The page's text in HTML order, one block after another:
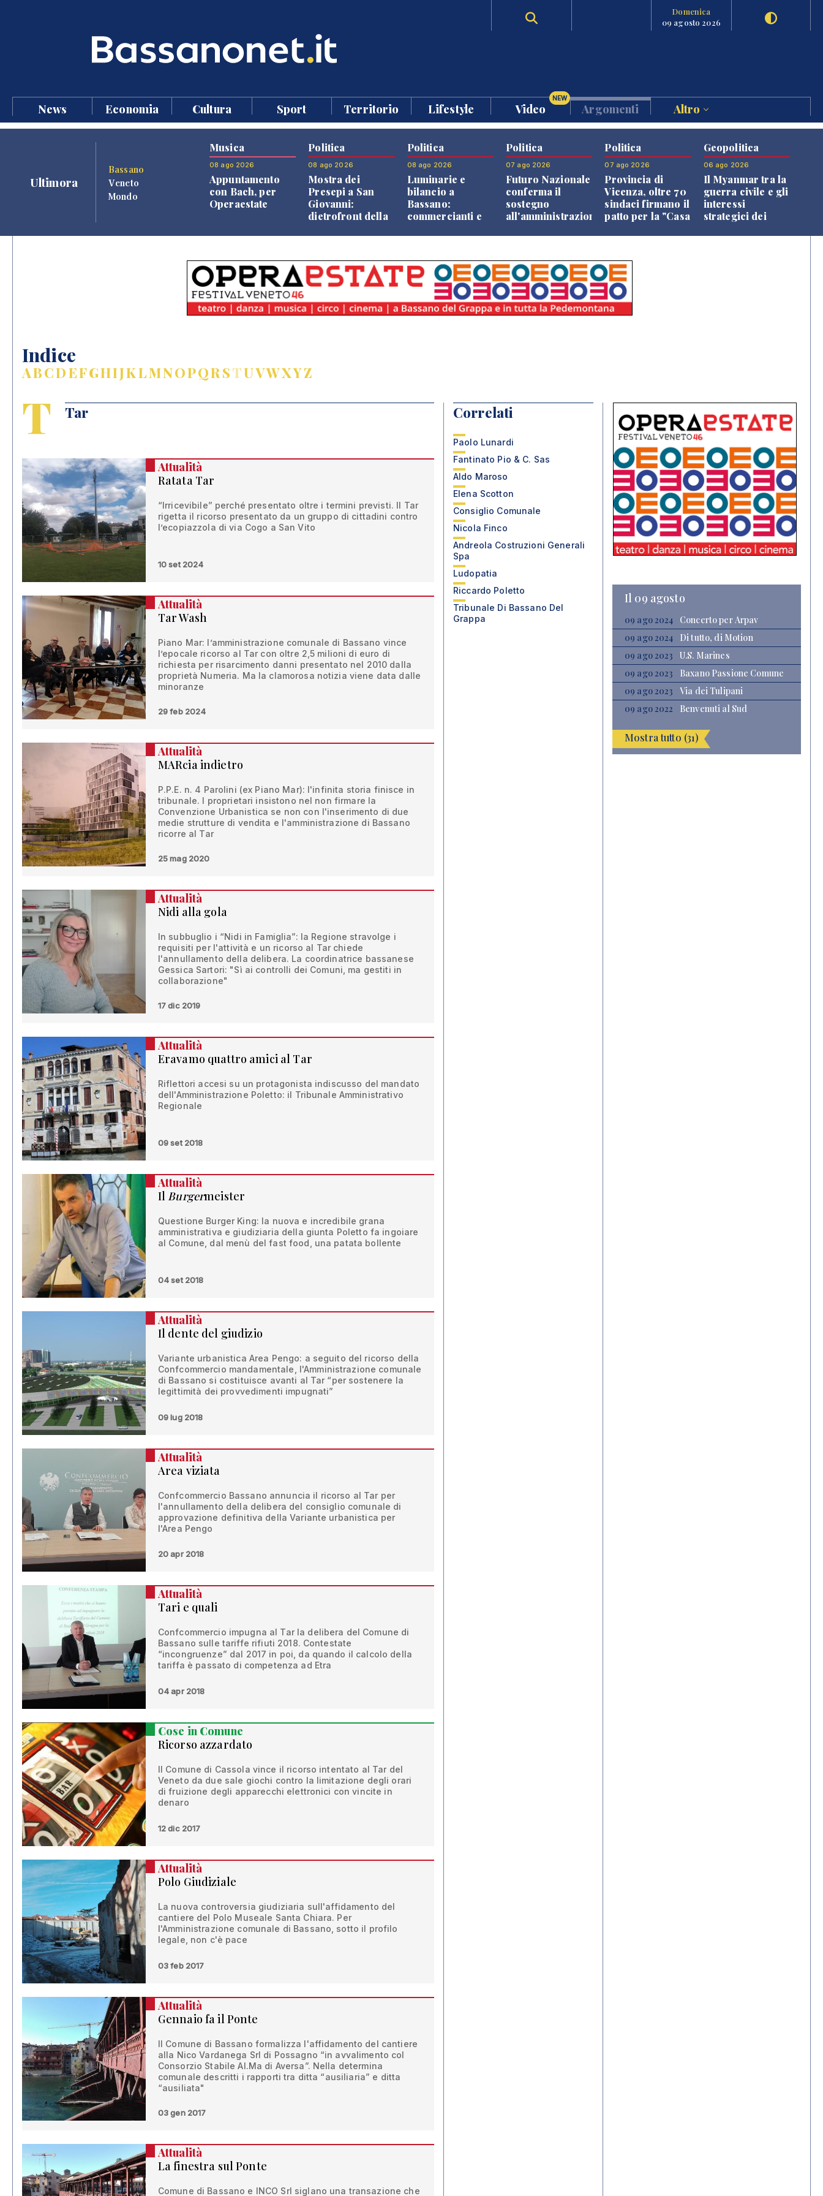
Domenica
09 agosto 2026
News Economia Cultura Sport Territorio Lifestyle Video
NEW
Argomenti Altro
Ultimora
Bassano
Veneto
Mondo
Musica
08 ago 2026
Appuntamento
con Bach, per
Operaestate
Politica
08 ago 2026
Mostra dei
Presepi a San
Giovanni:
dietrofront della
Politica
08 ago 2026
Luminarie e
bilancio a
Bassano:
commercianti e
Politica
07 ago 2026
Futuro Nazionale
conferma il
sostegno
all'amministrazione
Politica
07 ago 2026
Provincia di
Vicenza, oltre 70
sindaci firmano il
patto per la "Casa
Geopolitica
06 ago 2026
Il Myanmar tra la
guerra civile e gli
interessi
strategici dei
Indice
ABCDEFGHIJKLMNOPQRSTUVWXYZ
T Tar
Attualità
Ratata Tar
“Irricevibile” perché presentato oltre i termini previsti. Il Tar
rigetta il ricorso presentato da un gruppo di cittadini contro
l’ecopiazzola di via Cogo a San Vito
10 set 2024
Attualità
Tar Wash
Piano Mar: l’amministrazione comunale di Bassano vince
l’epocale ricorso al Tar con oltre 2,5 milioni di euro di
richiesta per risarcimento danni presentato nel 2010 dalla
proprietà Numeria. Ma la clamorosa notizia viene data dalle
minoranze
29 feb 2024
Attualità
MARcia indietro
P.P.E. n. 4 Parolini (ex Piano Mar): l'infinita storia finisce in
tribunale. I proprietari insistono nel non firmare la
Convenzione Urbanistica se non con l'inserimento di due
medie strutture di vendita e l'amministrazione di Bassano
ricorre al Tar
25 mag 2020
Attualità
Nidi alla gola
In subbuglio i “Nidi in Famiglia”: la Regione stravolge i
requisiti per l'attività e un ricorso al Tar chiede
l'annullamento della delibera. La coordinatrice bassanese
Gessica Sartori: "Sì ai controlli dei Comuni, ma gestiti in
collaborazione"
17 dic 2019
Attualità
Eravamo quattro amici al Tar
Riflettori accesi su un protagonista indiscusso del mandato
dell'Amministrazione Poletto: il Tribunale Amministrativo
Regionale
09 set 2018
Attualità
Il Burgermeister
Questione Burger King: la nuova e incredibile grana
amministrativa e giudiziaria della giunta Poletto fa ingoiare
al Comune, dal menù del fast food, una patata bollente
04 set 2018
Attualità
Il dente del giudizio
Variante urbanistica Area Pengo: a seguito del ricorso della
Confcommercio mandamentale, l'Amministrazione comunale
di Bassano si costituisce avanti al Tar “per sostenere la
legittimità dei provvedimenti impugnati”
09 lug 2018
Attualità
Area viziata
Confcommercio Bassano annuncia il ricorso al Tar per
l'annullamento della delibera del consiglio comunale di
approvazione definitiva della Variante urbanistica per
l'Area Pengo
20 apr 2018
Attualità
Tari e quali
Confcommercio impugna al Tar la delibera del Comune di
Bassano sulle tariffe rifiuti 2018. Contestate
“incongruenze” dal 2017 in poi, da quando il calcolo della
tariffa è passato di competenza ad Etra
04 apr 2018
Cose in Comune
Ricorso azzardato
Il Comune di Cassola vince il ricorso intentato al Tar del
Veneto da due sale giochi contro la limitazione degli orari
di fruizione degli apparecchi elettronici con vincite in
denaro
12 dic 2017
Attualità
Polo Giudiziale
La nuova controversia giudiziaria sull'affidamento del
cantiere del Polo Museale Santa Chiara. Per
l'Amministrazione comunale di Bassano, sotto il profilo
legale, non c'è pace
03 feb 2017
Attualità
Gennaio fa il Ponte
Il Comune di Bassano formalizza l'affidamento del cantiere
alla Nico Vardanega Srl di Possagno “in avvalimento col
Consorzio Stabile Al.Ma di Aversa”. Nella determina
comunale descritti i rapporti tra ditta “ausiliaria” e ditta
“ausiliata"
03 gen 2017
Attualità
La finestra sul Ponte
Comune di Bassano e INCO Srl siglano una transazione che
Correlati
Paolo Lunardi
Fantinato Pio & C. Sas
Aldo Maroso
Elena Scotton
Consiglio Comunale
Nicola Finco
Andreola Costruzioni Generali
Spa
Ludopatia
Riccardo Poletto
Tribunale Di Bassano Del
Grappa
Il 09 agosto
09 ago 2024
Concerto per Arpav
09 ago 2024
Di tutto, di Motion
09 ago 2023
U.S. Marines
09 ago 2023
Baxano Passione Comune
09 ago 2023
Via dei Tulipani
09 ago 2022
Benvenuti al Sud
Mostra tutto (31)